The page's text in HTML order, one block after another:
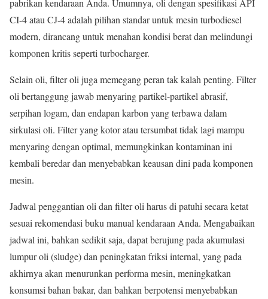
pabrikan kendaraan Anda. Umumnya, oli dengan spesifikasi API
CI-4 atau CJ-4 adalah pilihan standar untuk mesin turbodiesel
modern, dirancang untuk menahan kondisi berat dan melindungi
komponen kritis seperti turbocharger.
Selain oli, filter oli juga memegang peran tak kalah penting. Filter
oli bertanggung jawab menyaring partikel-partikel abrasif,
serpihan logam, dan endapan karbon yang terbawa dalam
sirkulasi oli. Filter yang kotor atau tersumbat tidak lagi mampu
menyaring dengan optimal, memungkinkan kontaminan ini
kembali beredar dan menyebabkan keausan dini pada komponen
mesin.
Jadwal penggantian oli dan filter oli harus di patuhi secara ketat
sesuai rekomendasi buku manual kendaraan Anda. Mengabaikan
jadwal ini, bahkan sedikit saja, dapat berujung pada akumulasi
lumpur oli (sludge) dan peningkatan friksi internal, yang pada
akhirnya akan menurunkan performa mesin, meningkatkan
konsumsi bahan bakar, dan bahkan berpotensi menyebabkan